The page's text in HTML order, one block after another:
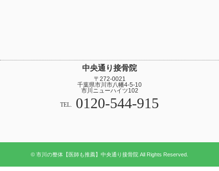
中央通り接骨院
〒272-0021
千葉県市川市八幡4-5-10
市川ニューハイツ102
TEL. 0120-544-915
© 市川の整体【医師も推薦】中央通り接骨院 All Rights Reserved.